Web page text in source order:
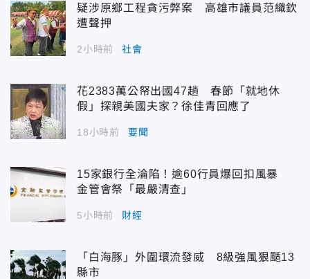
疑涉原鄉工程貪污弊案 高雄市議員范織欽
遭聲押
2小時前 社會
花2383萬公帑出國47趟 春節「就地休
假」探親美國夫家？徐佳青回應了
18小時前 要聞
15家銀行全淪陷！逾60行員爆回扣風暴
金管會祭「最嚴清查」
5小時前 財經
「白海豚」外圍環流發威 8級強風狠颳13
縣市